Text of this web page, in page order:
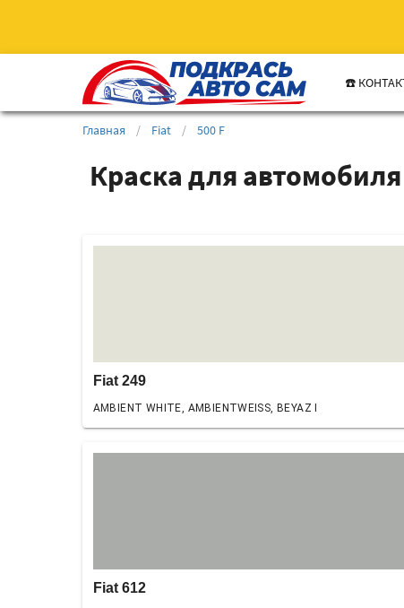
☎️
Главная / Fiat / 500 F
Краска для
Fiat 249
AMBIENT WHITE, AMBIENTWEISS, BEYAZ I
Fiat 612